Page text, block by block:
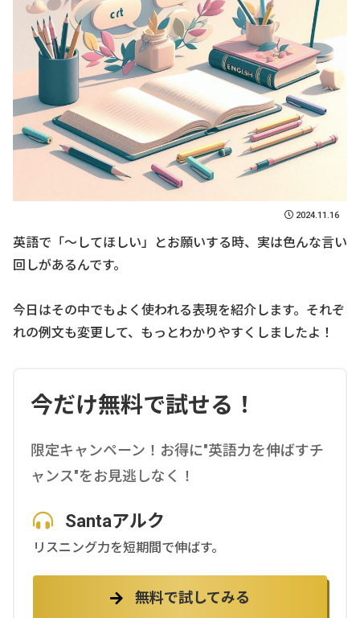
2024.11.16
英語で「〜してほしい」とお願いする時、実は色んな言い
回しがあるんです。
今日はその中でもよく使われる表現を紹介します。それぞ
れの例文も変更して、もっとわかりやすくしましたよ！
今だけ無料で試せる！
限定キャンペーン！お得に"英語力を伸ばすチ
ャンス"をお見逃しなく！
Santaアルク
リスニング力を短期間で伸ばす。
無料で試してみる